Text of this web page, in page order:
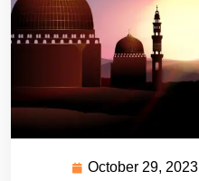
October 29, 2023